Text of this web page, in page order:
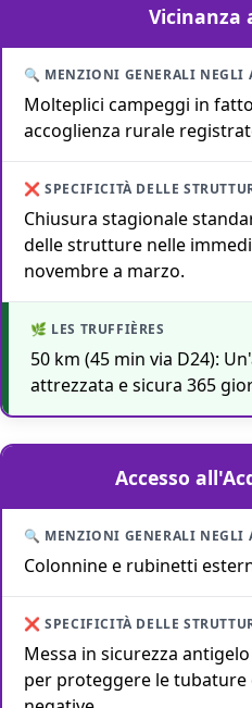
Esigenze del Viaggiatore
🔍 Menzioni generali negli
❌ Specificità delle
🌿 La Soluzione Camping
Vicinanza
Molteplici campeggi in
accoglienza rurale
Chiusura stagionale
delle strutture nelle
novembre a marzo.
50 km (45 min via D24):
attrezzata e sicura 365
Accesso
Colonnine e rubinetti
Messa in sicurezza
per proteggere le